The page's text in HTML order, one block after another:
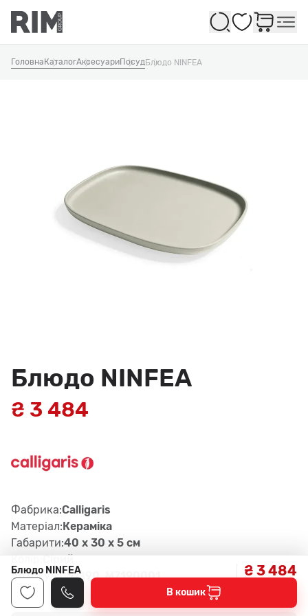
Обране
Головна КаталогАксесуариПосудБлюдо NINFEA
Блюдо NINFEA
₴ 3 484
Фабрика:Calligaris
Матеріал:Керамiка
Габарити:40 x 30 x 5 см
Колір:
Сірий
Артикул:CS7190, M7190001
Блюдо NINFEA ₴ 3 484
В кошик